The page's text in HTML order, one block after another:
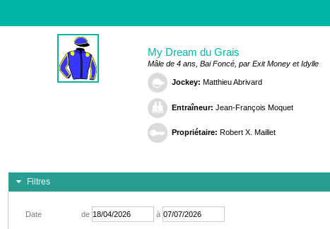
My Dream du Grais
Mâle de 4 ans, Bai Foncé, par Exit Money et Idylle
Jockey: Matthieu Abrivard
Entraîneur: Jean-François Moquet
Propriétaire: Robert X. Maillet
Filtres
Date de à